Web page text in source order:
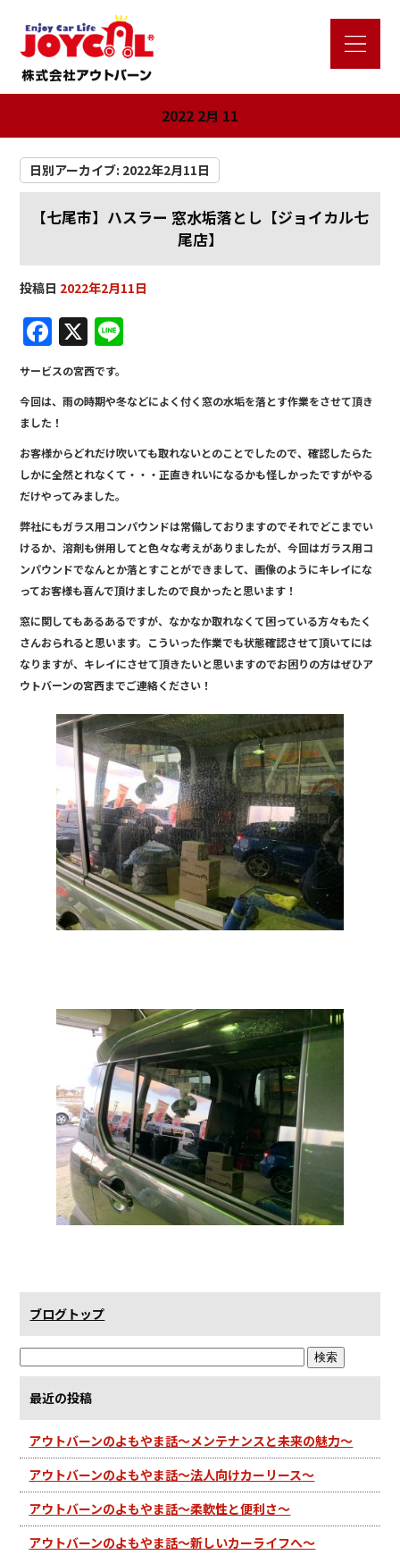
2022 2月 11
日別アーカイブ: 2022年2月11日
【七尾市】ハスラー 窓水垢落とし【ジョイカル七
尾店】
投稿日 2022年2月11日
F
a
c
e
b
o
o
k
X
e
サービスの宮西です。
今回は、雨の時期や冬などによく付く窓の水垢を落とす作業をさせて頂き
ました！
お客様からどれだけ吹いても取れないとのことでしたので、確認したらた
しかに全然とれなくて・・・正直きれいになるかも怪しかったですがやる
だけやってみました。
弊社にもガラス用コンパウンドは常備しておりますのでそれでどこまでい
けるか、溶剤も併用してと色々な考えがありましたが、今回はガラス用コ
ンパウンドでなんとか落とすことができまして、画像のようにキレイにな
ってお客様も喜んで頂けましたので良かったと思います！
窓に関してもあるあるですが、なかなか取れなくて困っている方々もたく
さんおられると思います。こういった作業でも状態確認させて頂いてには
なりますが、キレイにさせて頂きたいと思いますのでお困りの方はぜひア
ウトバーンの宮西までご連絡ください！
ブログトップ
最近の投稿
アウトバーンのよもやま話～メンテナンスと未来の魅力～
アウトバーンのよもやま話～法人向けカーリース～
アウトバーンのよもやま話～柔軟性と便利さ～
アウトバーンのよもやま話～新しいカーライフへ～